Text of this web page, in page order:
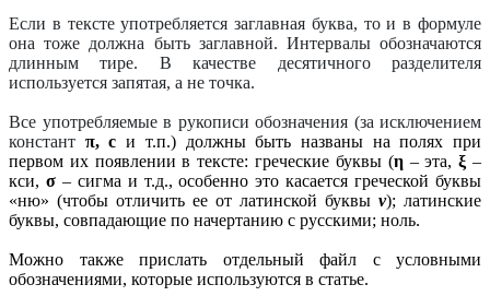
Если в тексте употребляется заглавная буква, то и в формуле
она тоже должна быть заглавной. Интервалы обозначаются
длинным тире. В качестве десятичного разделителя
используется запятая, а не точка.
Все употребляемые в рукописи обозначения (за исключением
констант π, с и т.п.) должны быть названы на полях при
первом их появлении в тексте: греческие буквы (η– эта,ξ –
кси, σ– сигма и т.д., особенно это касается греческой буквы
«ню» (чтобы отличить ее от латинской буквы v); латинские
буквы, совпадающие по начертанию с русскими; ноль.
Можно также прислать отдельный файл с условными
обозначениями, которые используются в статье.